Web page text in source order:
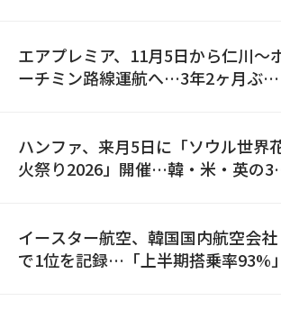
エアプレミア、11月5日から仁川〜
ーチミン路線運航へ…3年2ヶ月ぶり
ハンファ、来月5日に「ソウル世界
火祭り2026」開催…韓・米・英の3
イースター航空、韓国国内航空会社
で1位を記録…「上半期搭乗率93%」